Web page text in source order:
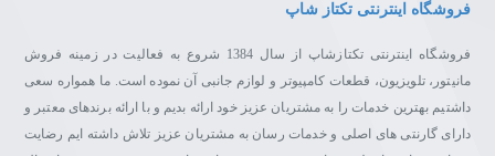
فروشگاه اینترنتی تکتاز شاپ
فروشگاه اینترنتی تکتازشاپ از سال 1384 شروع به فعالیت در زمینه فروش
مانیتور، تلویزیون، قطعات کامپیوتر و لوازم جانبی آن نموده است. ما همواره سعی
داشتیم بهترین خدمات را به مشتریان عزیز خود ارائه بدیم و با ارائه برندهای معتبر و
دارای گارنتی های اصلی و خدمات رسان به مشتریان عزیز تلاش داشته ایم رضایت